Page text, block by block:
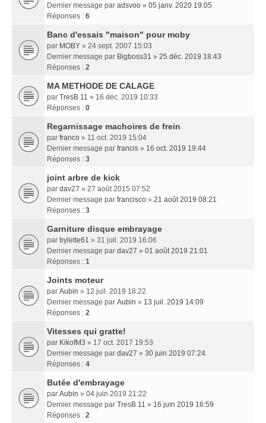
Dernier message par adsvoo » 05 janv. 2020 19:05
Réponses : 6
Banc d'essais "maison" pour moby
par MOBY » 24 sept. 2007 15:03
Dernier message par Bigboss31 » 25 déc. 2019 18:43
Réponses : 2
MA METHODE DE CALAGE
par TresB 11 » 16 déc. 2019 10:33
Réponses : 0
Regarnissage machoires de frein
par franco » 11 oct. 2019 15:04
Dernier message par francis » 16 oct. 2019 19:44
Réponses : 3
joint arbre de kick
par dav27 » 27 août 2015 07:52
Dernier message par francisco » 21 août 2019 08:21
Réponses : 3
Garniture disque embrayage
par bylette61 » 31 juil. 2019 16:06
Dernier message par dav27 » 01 août 2019 21:01
Réponses : 1
Joints moteur
par Aubin » 12 juil. 2019 18:22
Dernier message par Aubin » 13 juil. 2019 14:09
Réponses : 2
Vitesses qui gratte!
par KikofM3 » 17 oct. 2017 19:53
Dernier message par dav27 » 30 juin 2019 07:24
Réponses : 4
Butée d'embrayage
par Aubin » 04 juin 2019 21:22
Dernier message par TresB 11 » 16 juin 2019 16:59
Réponses : 2